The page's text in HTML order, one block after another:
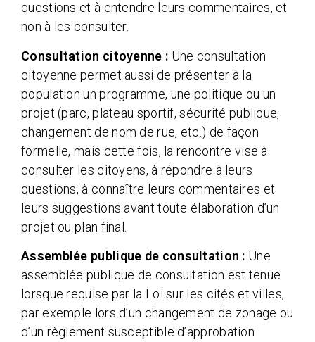
questions et à entendre leurs commentaires, et
non à les consulter.
Consultation citoyenne : Une consultation
citoyenne permet aussi de présenter à la
population un programme, une politique ou un
projet (parc, plateau sportif, sécurité publique,
changement de nom de rue, etc.) de façon
formelle, mais cette fois, la rencontre vise à
consulter les citoyens, à répondre à leurs
questions, à connaître leurs commentaires et
leurs suggestions avant toute élaboration d’un
projet ou plan final.
Assemblée publique de consultation : Une
assemblée publique de consultation est tenue
lorsque requise par la Loi sur les cités et villes,
par exemple lors d’un changement de zonage ou
d’un règlement susceptible d’approbation